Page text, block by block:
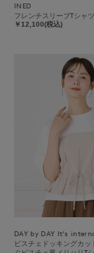
INED
フレンチスリーブTシャツ
￥12,100(税込)
DAY by DAY It's
ビスチェドッキングカッ